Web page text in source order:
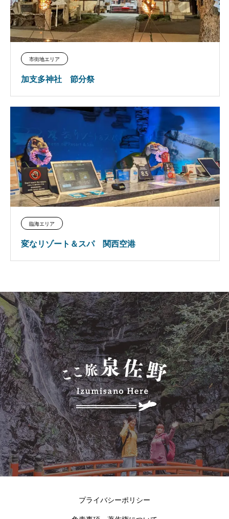
市街地エリア
加支多神社 節分祭
臨海エリア
変なリゾート＆スパ 関西空港
プライバシーポリシー